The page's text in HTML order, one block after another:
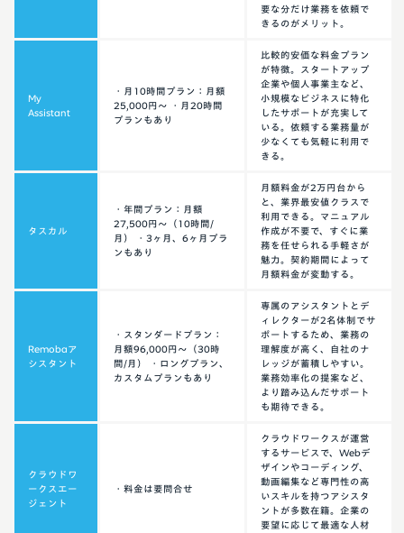
要な分だけ業務を依頼で
きるのがメリット。
My
Assistant
・月10時間プラン：月額
25,000円〜 ・月20時間
プランもあり
比較的安価な料金プラン
が特徴。スタートアップ
企業や個人事業主など、
小規模なビジネスに特化
したサポートが充実して
いる。依頼する業務量が
少なくても気軽に利用で
きる。
タスカル
・年間プラン：月額
27,500円〜（10時間/
月） ・3ヶ月、6ヶ月プラ
ンもあり
月額料金が2万円台から
と、業界最安値クラスで
利用できる。マニュアル
作成が不要で、すぐに業
務を任せられる手軽さが
魅力。契約期間によって
月額料金が変動する。
Remobaア
シスタント
・スタンダードプラン：
月額96,000円〜（30時
間/月） ・ロングプラン、
カスタムプランもあり
専属のアシスタントとデ
ィレクターが2名体制でサ
ポートするため、業務の
理解度が高く、自社のナ
レッジが蓄積しやすい。
業務効率化の提案など、
より踏み込んだサポート
も期待できる。
クラウドワ
ークスエー
ジェント
・料金は要問合せ
クラウドワークスが運営
するサービスで、Webデ
ザインやコーディング、
動画編集など専門性の高
いスキルを持つアシスタ
ントが多数在籍。企業の
要望に応じて最適な人材